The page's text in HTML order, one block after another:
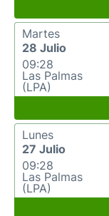
Martes
28 Julio
09:28
Las Palmas
(LPA)
Lunes
27 Julio
09:28
Las Palmas
(LPA)